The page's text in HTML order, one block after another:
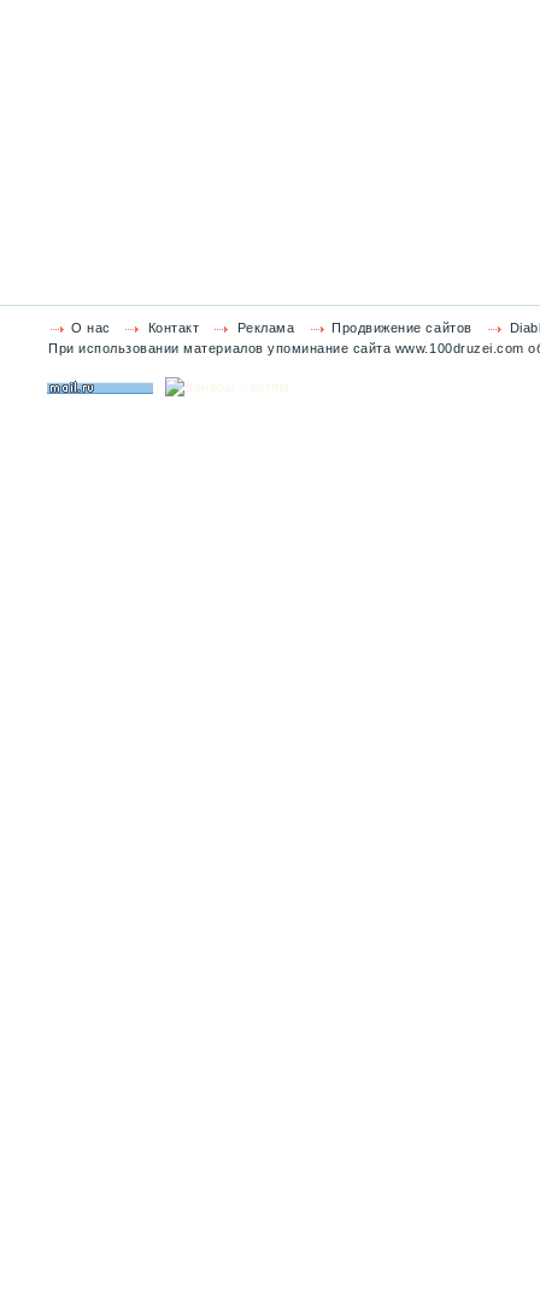
О нас Контакт Реклама Продвижение сайтов
При использовании материалов упоминание сайта www.100druzei.com